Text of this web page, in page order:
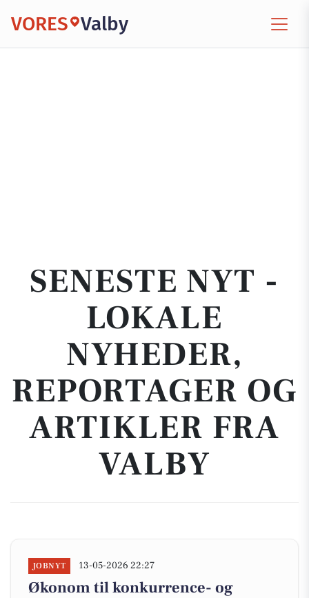
VORES Valby
SENESTE NYT -
LOKALE
NYHEDER,
REPORTAGER OG
ARTIKLER FRA
VALBY
JOBNYT 13-05-2026 22:27
Økonom til konkurrence- og